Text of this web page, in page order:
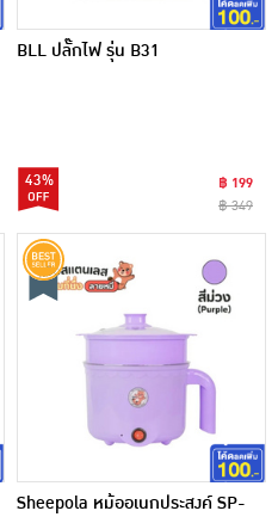
BLL ปลั๊กไฟ รุ่น B31
43%
฿ 199
฿ 349
Sheepola หม้ออเนกประสงค์ SP-